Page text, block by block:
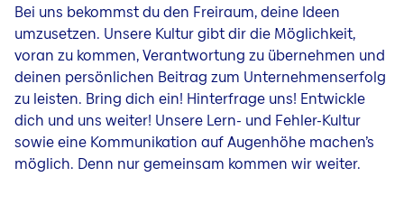
Bei uns bekommst du den Freiraum, deine Ideen
umzusetzen. Unsere Kultur gibt dir die Möglichkeit,
voran zu kommen, Verantwortung zu übernehmen und
deinen persönlichen Beitrag zum Unternehmenserfolg
zu leisten. Bring dich ein! Hinterfrage uns! Entwickle
dich und uns weiter! Unsere Lern- und Fehler-Kultur
sowie eine Kommunikation auf Augenhöhe machen’s
möglich. Denn nur gemeinsam kommen wir weiter.